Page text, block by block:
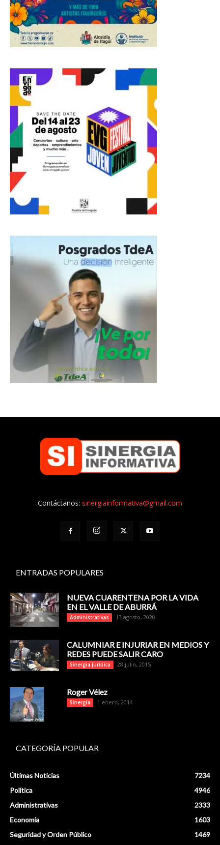
Contáctanos: sinergiainformativa@gmail.com
ENTRADAS POPULARES
NUEVA CUARENTENA POR LA VIDA
EN EL VALLE DE ABURRÁ
Administrativas 13 agosto, 2020
CALUMNIAR E INJURIAR EN MEDIOS Y
REDES PUEDE SALIR CARO
Sinergia Jurídica 28 julio, 2015
Roger Vélez
Sinergia 1 enero, 2014
CATEGORÍA POPULAR
Últimas Noticias
7234
Política
4946
Administrativas
2333
Economía
1603
Seguridad y Orden Público
1469